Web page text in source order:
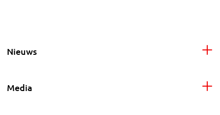
Nieuws
Media